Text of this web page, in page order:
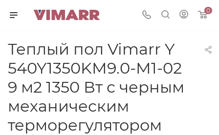
0
Теплый пол Vimarr Y
540Y1350KM9.0-M1-02
9 м2 1350 Вт с черным
механическим
терморегулятором